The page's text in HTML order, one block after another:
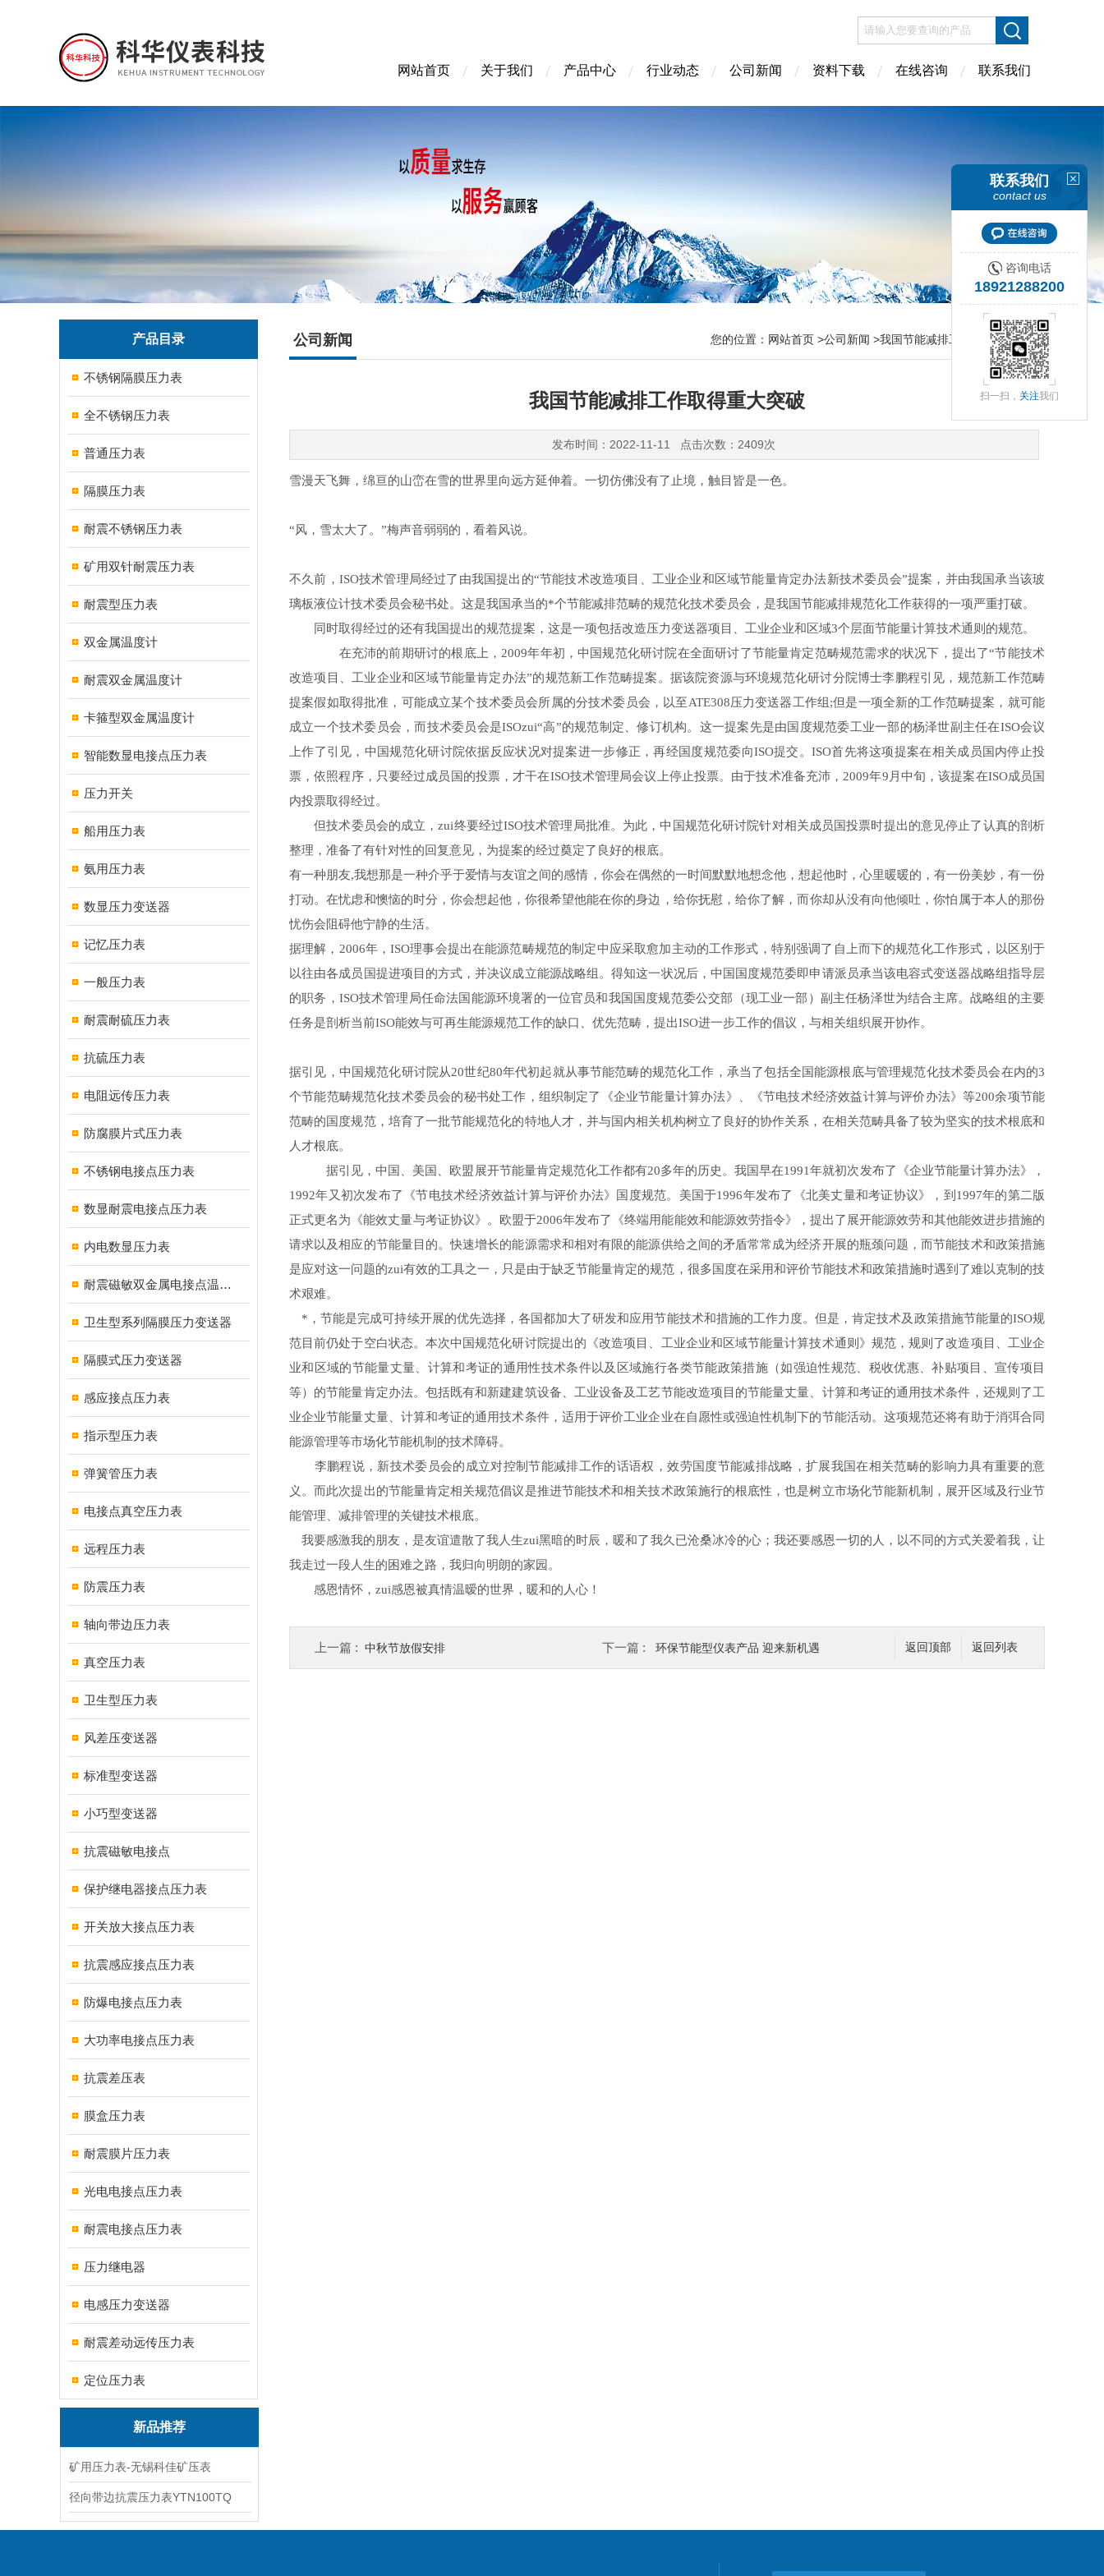
网站首页 关于我们 产品中心 行业动态 公司新闻 资料下载 在线咨询 联系我们
产品目录
不锈钢隔膜压力表
全不锈钢压力表
普通压力表
隔膜压力表
耐震不锈钢压力表
矿用双针耐震压力表
耐震型压力表
双金属温度计
耐震双金属温度计
卡箍型双金属温度计
智能数显电接点压力表
压力开关
船用压力表
氨用压力表
数显压力变送器
记忆压力表
一般压力表
耐震耐硫压力表
抗硫压力表
电阻远传压力表
防腐膜片式压力表
不锈钢电接点压力表
数显耐震电接点压力表
内电数显压力表
耐震磁敏双金属电接点温度计
卫生型系列隔膜压力变送器
隔膜式压力变送器
感应接点压力表
指示型压力表
弹簧管压力表
电接点真空压力表
远程压力表
防震压力表
轴向带边压力表
真空压力表
卫生型压力表
风差压变送器
标准型变送器
小巧型变送器
抗震磁敏电接点
保护继电器接点压力表
开关放大接点压力表
抗震感应接点压力表
防爆电接点压力表
大功率电接点压力表
抗震差压表
膜盒压力表
耐震膜片压力表
光电电接点压力表
耐震电接点压力表
压力继电器
电感压力变送器
耐震差动远传压力表
定位压力表
新品推荐
矿用压力表-无锡科佳矿压表
径向带边抗震压力表YTN100TQ
公司新闻 您的位置： 网站首页 >公司新闻 >我国节能减排工作取得重大突破
我国节能减排工作取得重大突破
发布时间：2022-11-11 点击次数：2409次
雪漫天飞舞，绵亘的山峦在雪的世界里向远方延伸着。一切仿佛没有了止境，触目皆是一色。
“风，雪太大了。”梅声音弱弱的，看着风说。
不久前，ISO技术管理局经过了由我国提出的“节能技术改造项目、工业企业和区域节能量肯定办法新技术委员会”提案，并由我国承当该玻
璃板液位计技术委员会秘书处。这是我国承当的*个节能减排范畴的规范化技术委员会，是我国节能减排规范化工作获得的一项严重打破。
同时取得经过的还有我国提出的规范提案，这是一项包括改造压力变送器项目、工业企业和区域3个层面节能量计算技术通则的规范。
在充沛的前期研讨的根底上，2009年年初，中国规范化研讨院在全面研讨了节能量肯定范畴规范需求的状况下，提出了“节能技术
改造项目、工业企业和区域节能量肯定办法”的规范新工作范畴提案。据该院资源与环境规范化研讨分院博士李鹏程引见，规范新工作范畴
提案假如取得批准，可能成立某个技术委员会所属的分技术委员会，以至ATE308压力变送器工作组;但是一项全新的工作范畴提案，就可能
成立一个技术委员会，而技术委员会是ISOzui“高”的规范制定、修订机构。这一提案先是由国度规范委工业一部的杨泽世副主任在ISO会议
上作了引见，中国规范化研讨院依据反应状况对提案进一步修正，再经国度规范委向ISO提交。ISO首先将这项提案在相关成员国内停止投
票，依照程序，只要经过成员国的投票，才干在ISO技术管理局会议上停止投票。由于技术准备充沛，2009年9月中旬，该提案在ISO成员国
内投票取得经过。
但技术委员会的成立，zui终要经过ISO技术管理局批准。为此，中国规范化研讨院针对相关成员国投票时提出的意见停止了认真的剖析
整理，准备了有针对性的回复意见，为提案的经过奠定了良好的根底。
有一种朋友,我想那是一种介乎于爱情与友谊之间的感情 ，你会在偶然的一时间默默地想念他，想起他时，心里暖暖的，有一份美妙 ，有一份
打动。在忧虑和懊恼的时分，你会想起他，你很希望他能在你的身边，给你抚慰，给你了解，而你却从没有向他倾吐，你怕属于本人的那份
忧伤会阻碍他宁静的生活。
据理解，2006年，ISO理事会提出在能源范畴规范的制定中应采取愈加主动的工作形式，特别强调了自上而下的规范化工作形式，以区别于
以往由各成员国提进项目的方式，并决议成立能源战略组。得知这一状况后，中国国度规范委即申请派员承当该电容式变送器战略组指导层
的职务，ISO技术管理局任命法国能源环境署的一位官员和我国国度规范委公交部（现工业一部）副主任杨泽世为结合主席。战略组的主要
任务是剖析当前ISO能效与可再生能源规范工作的缺口、优先范畴，提出ISO进一步工作的倡议，与相关组织展开协作。
据引见，中国规范化研讨院从20世纪80年代初起就从事节能范畴的规范化工作，承当了包括全国能源根底与管理规范化技术委员会在内的3
个节能范畴规范化技术委员会的秘书处工作，组织制定了《企业节能量计算办法》、《节电技术经济效益计算与评价办法》等200余项节能
范畴的国度规范，培育了一批节能规范化的特地人才，并与国内相关机构树立了良好的协作关系，在相关范畴具备了较为坚实的技术根底和
人才根底。
据引见，中国、美国、欧盟展开节能量肯定规范化工作都有20多年的历史。我国早在1991年就初次发布了《企业节能量计算办法》，
1992年又初次发布了《节电技术经济效益计算与评价办法》国度规范。美国于1996年发布了《北美丈量和考证协议》，到1997年的第二版
正式更名为《能效丈量与考证协议》。欧盟于2006年发布了《终端用能能效和能源效劳指令》，提出了展开能源效劳和其他能效进步措施的
请求以及相应的节能量目的。快速增长的能源需求和相对有限的能源供给之间的矛盾常常成为经济开展的瓶颈问题，而节能技术和政策措施
是应对这一问题的zui有效的工具之一，只是由于缺乏节能量肯定的规范，很多国度在采用和评价节能技术和政策措施时遇到了难以克制的技
术艰难。
*，节能是完成可持续开展的优先选择，各国都加大了研发和应用节能技术和措施的工作力度。但是，肯定技术及政策措施节能量的ISO规
范目前仍处于空白状态。本次中国规范化研讨院提出的《改造项目、工业企业和区域节能量计算技术通则》规范，规则了改造项目、工业企
业和区域的节能量丈量、计算和考证的通用性技术条件以及区域施行各类节能政策措施（如强迫性规范、税收优惠、补贴项目、宣传项目
等）的节能量肯定办法。包括既有和新建建筑设备、工业设备及工艺节能改造项目的节能量丈量、计算和考证的通用技术条件，还规则了工
业企业节能量丈量、计算和考证的通用技术条件，适用于评价工业企业在自愿性或强迫性机制下的节能活动。这项规范还将有助于消弭合同
能源管理等市场化节能机制的技术障碍。
李鹏程说，新技术委员会的成立对控制节能减排工作的话语权，效劳国度节能减排战略，扩展我国在相关范畴的影响力具有重要的意
义。而此次提出的节能量肯定相关规范倡议是推进节能技术和相关技术政策施行的根底性，也是树立市场化节能新机制，展开区域及行业节
能管理、减排管理的关键技术根底。
我要感激我的朋友，是友谊遣散了我人生zui黑暗的时辰，暖和了我久已沧桑冰冷的心；我还要感恩一切的人，以不同的方式关爱着我，让
我走过一段人生的困难之路，我归向明朗的家园。
感恩情怀，zui感恩被真情温暧的世界，暖和的人心！
返回列表
返回顶部
上一篇 : 中秋节放假安排 下一篇 : 环保节能型仪表产品 迎来新机遇
联系我们
contact us
咨询电话
18921288200
扫一扫， 关注我们